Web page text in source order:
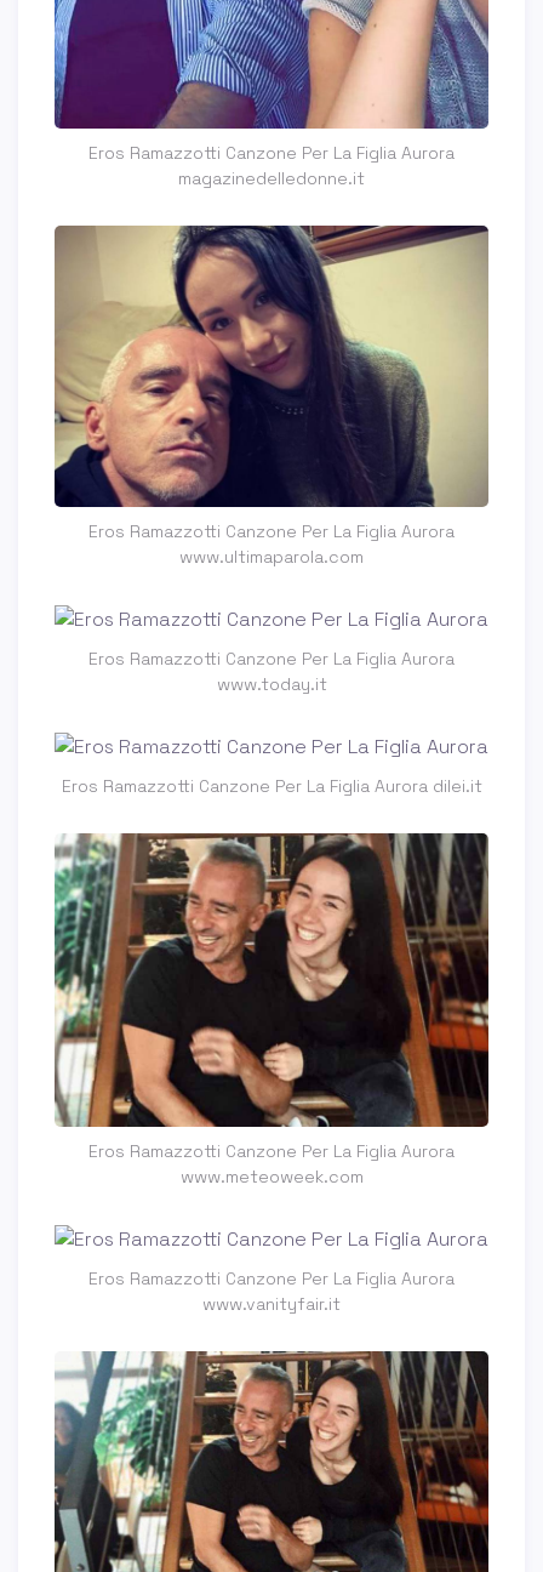
Eros Ramazzotti Canzone Per La Figlia Aurora
magazinedelledonne.it
Eros Ramazzotti Canzone Per La Figlia Aurora
www.ultimaparola.com
Eros Ramazzotti Canzone Per La Figlia Aurora
www.today.it
Eros Ramazzotti Canzone Per La Figlia Aurora dilei.it
Eros Ramazzotti Canzone Per La Figlia Aurora
www.meteoweek.com
Eros Ramazzotti Canzone Per La Figlia Aurora
www.vanityfair.it